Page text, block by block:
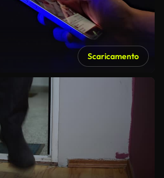
Scaricamento